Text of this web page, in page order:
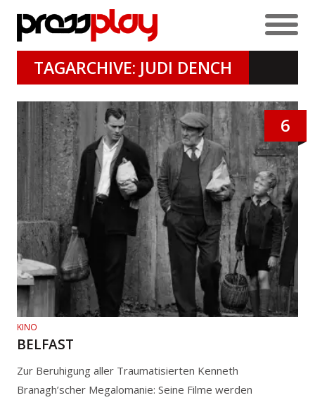
TAGARCHIVE: JUDI DENCH
6
KINO
BELFAST
Zur Beruhigung aller Traumatisierten Kenneth
Branagh’scher Megalomanie: Seine Filme werden